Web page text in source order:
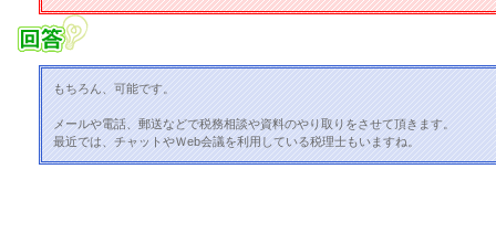
もちろん、可能です。
メールや電話、郵送などで税務相談や資料のやり取りをさせて頂きます。
最近では、チャットやＷeb会議を利用している税理士もいますね。